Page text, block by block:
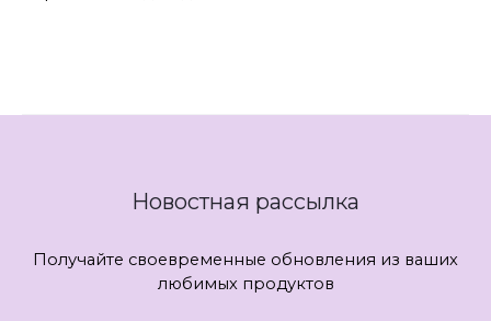
Новостная рассылка
Получайте своевременные обновления из ваших
любимых продуктов